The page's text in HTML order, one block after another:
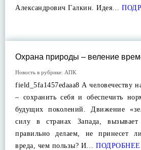
Александрович Галкин. Идея…
Охрана природы – веление
Новость в рубрике: АПК
field_5fa1457edaaa8 А человечеству
– сохранить себя и обеспечить
будущих поколений. Движение
силу в странах Запада,
правильно делаем, не принесет
вреда, чем пользы? И… ПОДРОБНЕЕ